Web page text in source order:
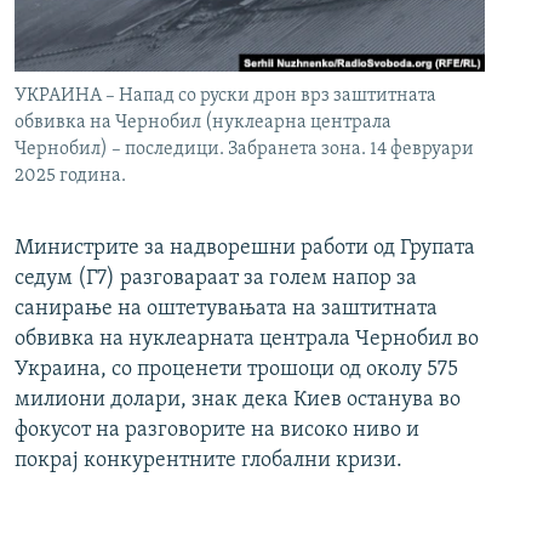
УКРАИНА – Напад со руски дрон врз заштитната
обвивка на Чернобил (нуклеарна централа
Чернобил) – последици. Забранета зона. 14 февруари
2025 година.
Министрите за надворешни работи од Групата
седум (Г7) разговараат за голем напор за
санирање на оштетувањата на заштитната
обвивка на нуклеарната централа Чернобил во
Украина, со проценети трошоци од околу 575
милиони долари, знак дека Киев останува во
фокусот на разговорите на високо ниво и
покрај конкурентните глобални кризи.